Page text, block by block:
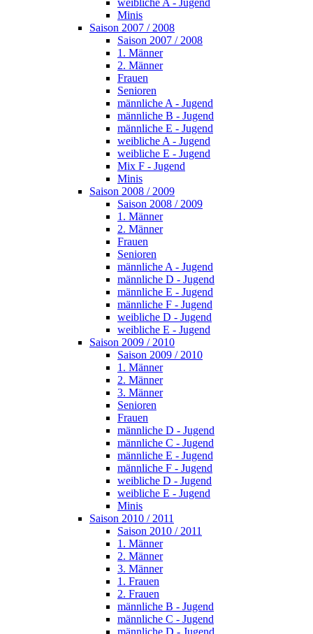
weibliche A - Jugend
Minis
Saison 2007 / 2008
Saison 2007 / 2008
1. Männer
2. Männer
Frauen
Senioren
männliche A - Jugend
männliche B - Jugend
männliche E - Jugend
weibliche A - Jugend
weibliche E - Jugend
Mix F - Jugend
Minis
Saison 2008 / 2009
Saison 2008 / 2009
1. Männer
2. Männer
Frauen
Senioren
männliche A - Jugend
männliche D - Jugend
männliche E - Jugend
männliche F - Jugend
weibliche D - Jugend
weibliche E - Jugend
Saison 2009 / 2010
Saison 2009 / 2010
1. Männer
2. Männer
3. Männer
Senioren
Frauen
männliche D - Jugend
männliche C - Jugend
männliche E - Jugend
männliche F - Jugend
weibliche D - Jugend
weibliche E - Jugend
Minis
Saison 2010 / 2011
Saison 2010 / 2011
1. Männer
2. Männer
3. Männer
1. Frauen
2. Frauen
männliche B - Jugend
männliche C - Jugend